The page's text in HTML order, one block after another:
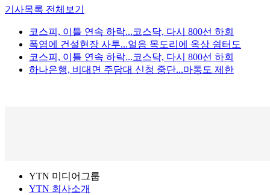
기사목록 전체보기
코스피, 이틀 연속 하락...코스닥, 다시 800선 하회
폭염에 건설현장 사투...얼음 목도리에 옥상 쉼터도
코스피, 이틀 연속 하락...코스닥, 다시 800선 하회
하나은행, 비대면 주담대 신청 중단...마통도 제한
YTN 미디어그룹
YTN 회사소개